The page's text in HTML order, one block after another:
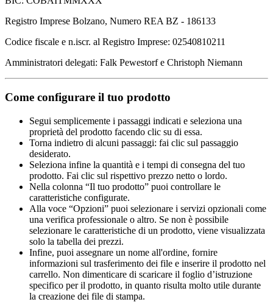
Registro Imprese Bolzano, Numero REA BZ - 186133
Codice fiscale e n.iscr. al Registro Imprese: 02540810211
Amministratori delegati: Falk Pewestorf e Christoph Niemann
Come configurare il tuo prodotto
Segui semplicemente i passaggi indicati e seleziona una
proprietà del prodotto facendo clic su di essa.
Torna indietro di alcuni passaggi: fai clic sul passaggio
desiderato.
Seleziona infine la quantità e i tempi di consegna del tuo
prodotto. Fai clic sul rispettivo prezzo netto o lordo.
Nella colonna “Il tuo prodotto” puoi controllare le
caratteristiche configurate.
Alla voce “Opzioni” puoi selezionare i servizi opzionali come
una verifica professionale o altro. Se non è possibile
selezionare le caratteristiche di un prodotto, viene visualizzata
solo la tabella dei prezzi.
Infine, puoi assegnare un nome all'ordine, fornire
informazioni sul trasferimento dei file e inserire il prodotto nel
carrello. Non dimenticare di scaricare il foglio d’istruzione
specifico per il prodotto, in quanto risulta molto utile durante
la creazione dei file di stampa.